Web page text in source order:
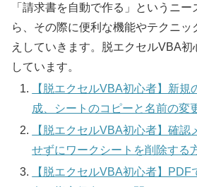
「請求書を自動で作る」というニ
ら、その際に便利な機能やテクニ
えしていきます。脱エクセルVBA初
しています。
【脱エクセルVBA初心者】新規
成、シートのコピーと名前の変
【脱エクセルVBA初心者】確認
せずにワークシートを削除する
【脱エクセルVBA初心者】